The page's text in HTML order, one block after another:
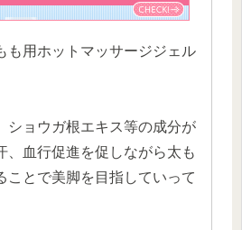
も用ホットマッサージジェル
ショウガ根エキス等の成分が
、血行促進を促しながら太も
ことで美脚を目指していって